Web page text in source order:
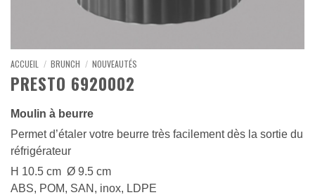
ACCUEIL / BRUNCH / NOUVEAUTÉS
PRESTO 6920002
Moulin à beurre
Permet d’étaler votre beurre très facilement dès la sortie du
réfrigérateur
H 10.5 cm Ø 9.5 cm
ABS, POM, SAN, inox, LDPE